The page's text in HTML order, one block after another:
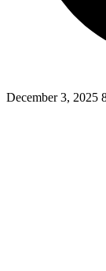
December 3, 2025